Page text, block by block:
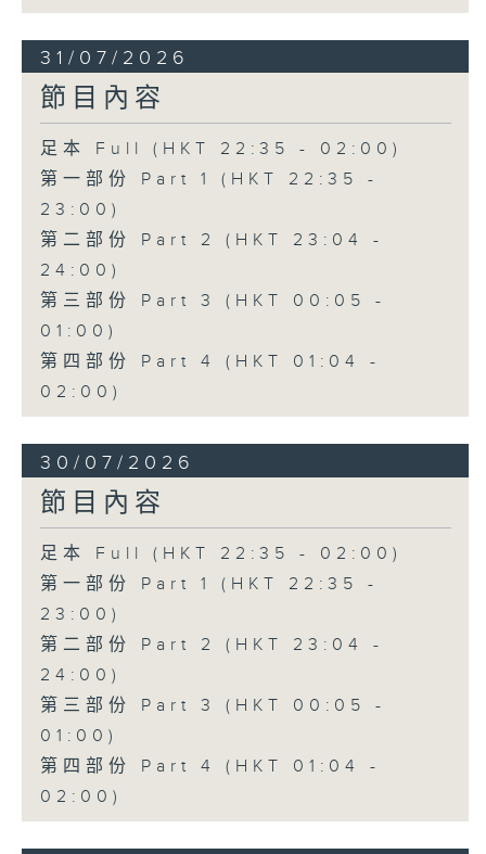
31/07/2026
節目內容
足本 Full (HKT 22:35 - 02:00)
第一部份 Part 1 (HKT 22:35 -
23:00)
第二部份 Part 2 (HKT 23:04 -
24:00)
第三部份 Part 3 (HKT 00:05 -
01:00)
第四部份 Part 4 (HKT 01:04 -
02:00)
30/07/2026
節目內容
足本 Full (HKT 22:35 - 02:00)
第一部份 Part 1 (HKT 22:35 -
23:00)
第二部份 Part 2 (HKT 23:04 -
24:00)
第三部份 Part 3 (HKT 00:05 -
01:00)
第四部份 Part 4 (HKT 01:04 -
02:00)